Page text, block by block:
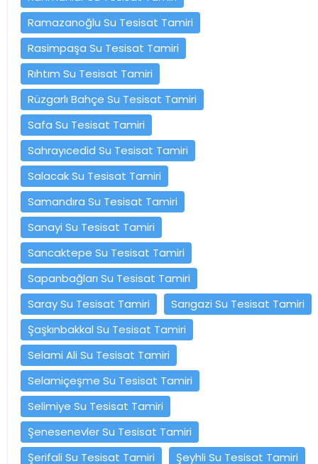
Ramazanoğlu Su Tesisat Tamiri
Rasimpaşa Su Tesisat Tamiri
Rıhtım Su Tesisat Tamiri
Rüzgarlı Bahçe Su Tesisat Tamiri
Safa Su Tesisat Tamiri
Sahrayıcedid Su Tesisat Tamiri
Salacak Su Tesisat Tamiri
Samandıra Su Tesisat Tamiri
Sanayi Su Tesisat Tamiri
Sancaktepe Su Tesisat Tamiri
Sapanbağları Su Tesisat Tamiri
Saray Su Tesisat Tamiri
Sarıgazi Su Tesisat Tamiri
Şaşkınbakkal Su Tesisat Tamiri
Selami Ali Su Tesisat Tamiri
Selamiçeşme Su Tesisat Tamiri
Selimiye Su Tesisat Tamiri
Şenesenevler Su Tesisat Tamiri
Şerifali Su Tesisat Tamiri
Şeyhli Su Tesisat Tamiri